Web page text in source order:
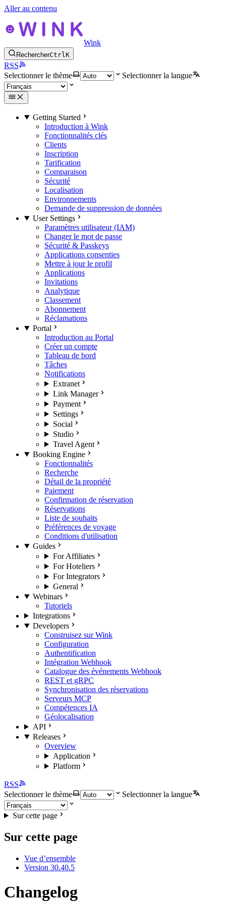
Aller au contenu
Wink
RechercherCtrlK
RSS
Selectionner le thème
Selectionner la langue
Getting Started
Introduction à Wink
Fonctionnalités clés
Clients
Inscription
Tarification
Comparaison
Sécurité
Localisation
Environnements
Demande de suppression de données
User Settings
Paramètres utilisateur (IAM)
Changer le mot de passe
Sécurité & Passkeys
Applications consenties
Mettre à jour le profil
Applications
Invitations
Analytique
Classement
Abonnement
Réclamations
Portal
Introduction au Portal
Créer un compte
Tableau de bord
Tâches
Notifications
Extranet
Link Manager
Payment
Settings
Social
Studio
Travel Agent
Booking Engine
Fonctionnalités
Recherche
Détail de la propriété
Paiement
Confirmation de réservation
Réservations
Liste de souhaits
Préférences de voyage
Conditions d'utilisation
Guides
For Affiliates
For Hoteliers
For Integrators
General
Webinars
Tutoriels
Integrations
Developers
Construisez sur Wink
Configuration
Authentification
Intégration Webhook
Catalogue des événements Webhook
REST et gRPC
Synchronisation des réservations
Serveurs MCP
Compétences IA
Géolocalisation
API
Releases
Overview
Application
Platform
RSS
Selectionner le thème
Selectionner la langue
Sur cette page
Sur cette page
Vue d’ensemble
Version 30.40.5
Changelog